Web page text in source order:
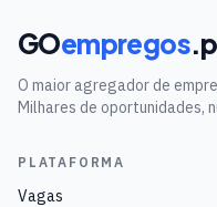
GOempregos
O maior agregador de
Milhares de oportunidades,
PLATAFORMA
Vagas